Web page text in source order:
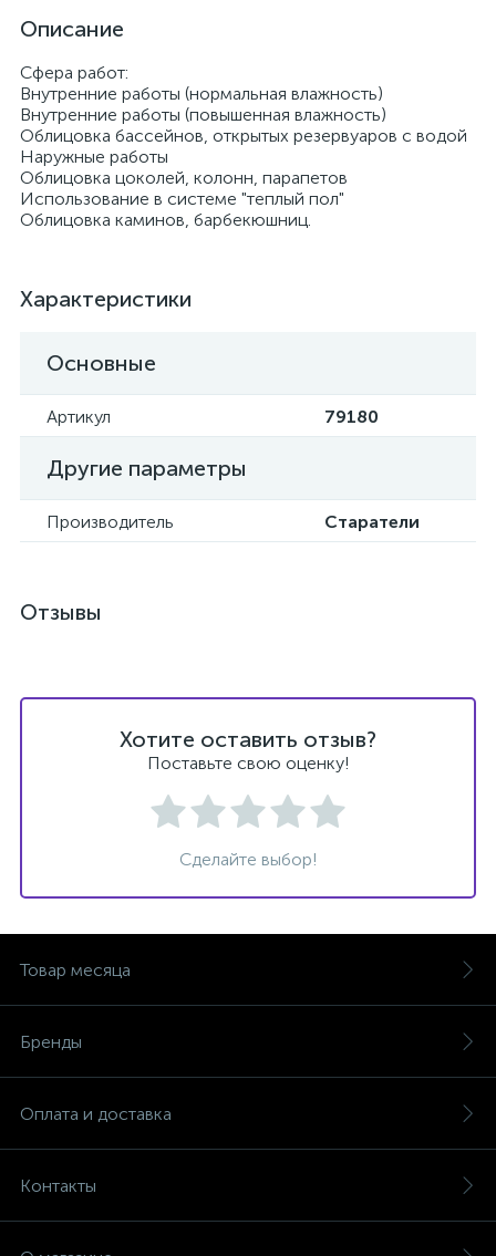
Описание
Сфера работ:
Внутренние работы (нормальная влажность)
Внутренние работы (повышенная влажность)
Облицовка бассейнов, открытых резервуаров с водой
Наружные работы
Облицовка цоколей, колонн, парапетов
Использование в системе "теплый пол"
Облицовка каминов, барбекюшниц.
Характеристики
Основные
Артикул 79180
Другие параметры
Производитель Старатели
Отзывы
Хотите оставить отзыв?
Поставьте свою оценку!
Сделайте выбор!
Товар месяца
Бренды
Оплата и доставка
Контакты